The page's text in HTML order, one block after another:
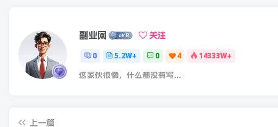
副业网 关注
0 5.2W+ 0 4 14333W+
这家伙很懒，什么都没有写...
上一篇